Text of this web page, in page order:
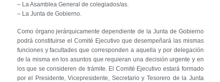
– La Asamblea General de colegiados/as.
– La Junta de Gobierno.
Como órgano jerárquicamente dependiente de la Junta de Gobierno
podrá constituirse el Comité Ejecutivo que desempeñará las mismas
funciones y facultades que corresponden a aquella y por delegación
de la misma en los asuntos que requieran una decisión urgente y en
los que se consideren de trámite. El Comité Ejecutivo estará formado
por el Presidente, Vicepresidente, Secretario y Tesorero de la Junta